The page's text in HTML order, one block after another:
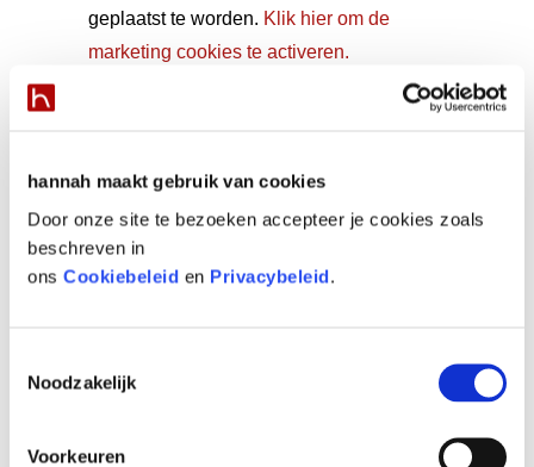
hannah maakt gebruik van cookies
Door onze site te bezoeken accepteer je cookies zoals
beschreven in
ons Cookiebeleid en Privacybeleid.
Noodzakelijk
Voorkeuren
geplaatst te worden. Klik hier om de
marketing cookies te activeren.
Volg ons op Instagram!
YOU MAY ALSO LIKE…
De ideale herfstjas voor je huid